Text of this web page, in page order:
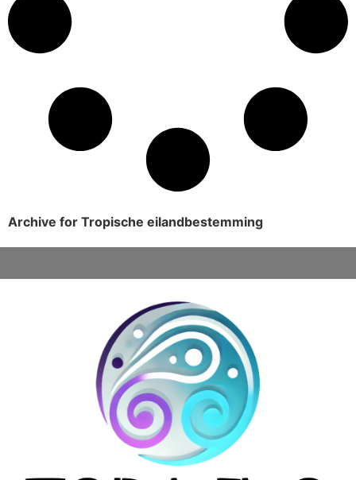
Archive for Tropische eilandbestemming